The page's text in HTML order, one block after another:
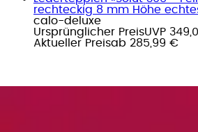
rechteckig 8 mm Höhe echtes
calo-deluxe
Ursprünglicher PreisUVP
Aktueller Preisab 285,99 €